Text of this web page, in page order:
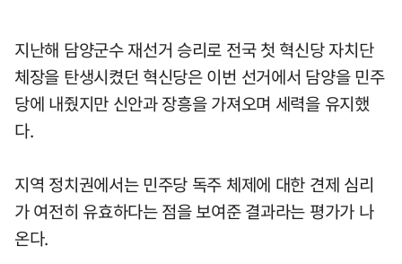
지난해 담양군수 재선거 승리로 전국 첫 혁신당 자치단
체장을 탄생시켰던 혁신당은 이번 선거에서 담양을 민주
당에 내줬지만 신안과 장흥을 가져오며 세력을 유지했
다.
지역 정치권에서는 민주당 독주 체제에 대한 견제 심리
가 여전히 유효하다는 점을 보여준 결과라는 평가가 나
온다.